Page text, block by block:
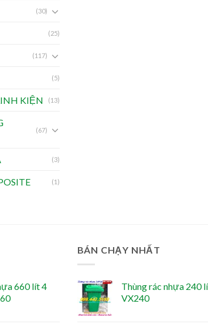
(30)
(25)
(117)
(5)
KIỆN (13)
(67)
(3)
(1)
660 lít 4
BÁN CHẠY NHẤT
Thùng rác nhựa 240
VX240